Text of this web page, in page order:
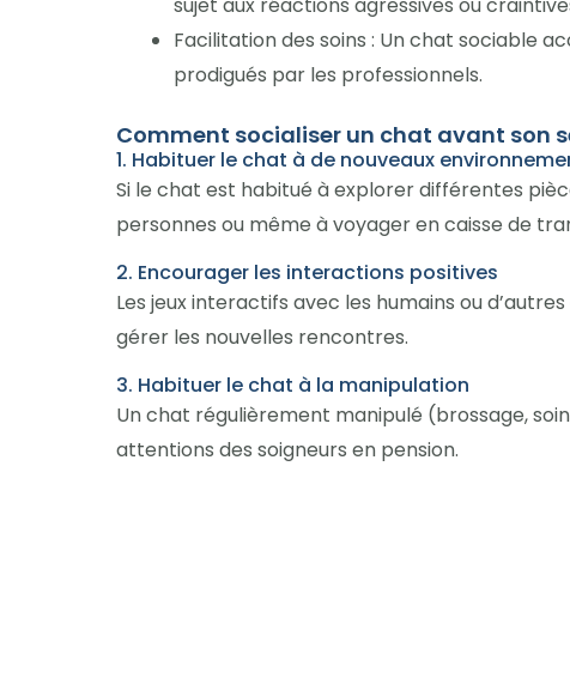
Facilitation des soins : Un chat sociable
prodigués par les professionnels.
Comment socialiser un chat avant son
1. Habituer le chat à de nouveaux
Si le chat est habitué à explorer différentes
personnes ou même à voyager en caisse de
2. Encourager les interactions positives
Les jeux interactifs avec les humains ou
gérer les nouvelles rencontres.
3. Habituer le chat à la manipulation
Un chat régulièrement manipulé (brossage,
attentions des soigneurs en pension.